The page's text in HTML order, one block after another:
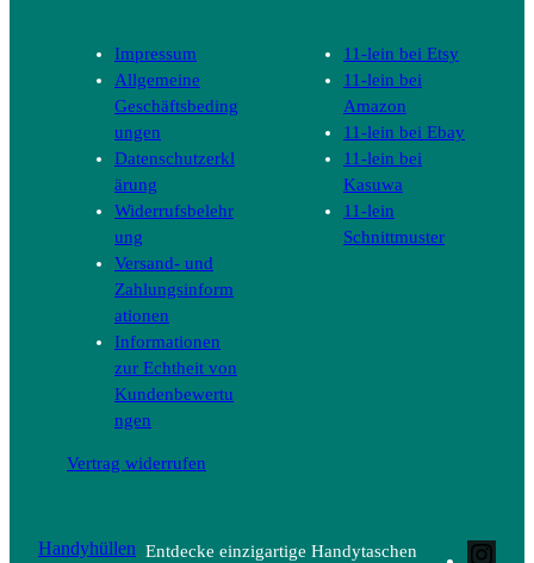
Impressum
Allgemeine
Geschäftsbeding
ungen
Datenschutzerkl
ärung
Widerrufsbelehr
ung
Versand- und
Zahlungsinform
ationen
Informationen
zur Echtheit von
Kundenbewertu
ngen
Vertrag widerrufen
11-lein bei Etsy
11-lein bei
Amazon
11-lein bei Ebay
11-lein bei
Kasuwa
11-lein
Schnittmuster
Handyhüllen Entdecke einzigartige Handytaschen